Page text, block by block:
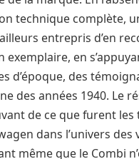
technique complète,
entrepris d’en
exemplaire, en
d’époque, des
des années 1940. Le
de ce que furent
dans l’univers des
même que le Combi